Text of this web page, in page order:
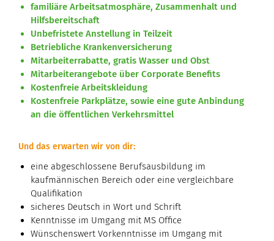
familiäre Arbeitsatmosphäre, Zusammenhalt und
Hilfsbereitschaft
Unbefristete Anstellung in Teilzeit
Betriebliche Krankenversicherung
Mitarbeiterrabatte, gratis Wasser und Obst
Mitarbeiterangebote über Corporate Benefits
Kostenfreie Arbeitskleidung
Kostenfreie Parkplätze, sowie eine gute Anbindung
an die öffentlichen Verkehrsmittel
Und das erwarten wir von dir:
eine abgeschlossene Berufsausbildung im
kaufmännischen Bereich oder eine vergleichbare
Qualifikation
sicheres Deutsch in Wort und Schrift
Kenntnisse im Umgang mit MS Office
Wünschenswert Vorkenntnisse im Umgang mit